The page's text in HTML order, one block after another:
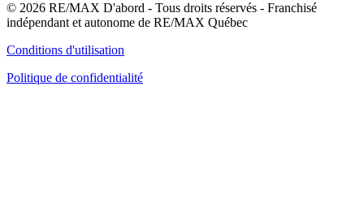
© 2026 RE/MAX D'abord - Tous droits réservés - Franchisé
indépendant et autonome de RE/MAX Québec
Conditions d'utilisation
Politique de confidentialité